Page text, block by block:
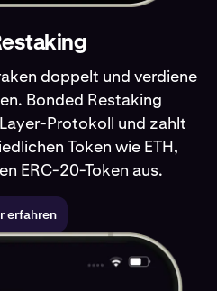
doppelt und verdiene
Bonded Restaking
Protokoll und zahlt
Token wie ETH,
ERC-20-Token aus.
erfahren